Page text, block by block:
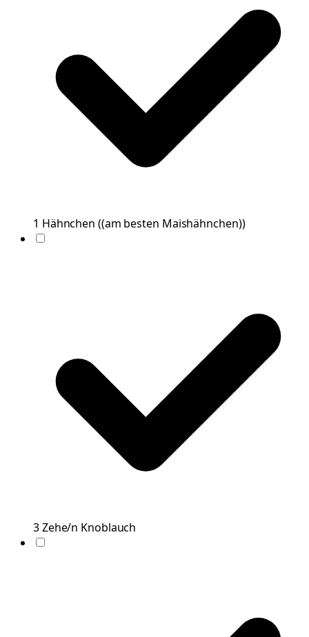
1 Hähnchen ((am besten Maishähnchen))
3Zehe/n Knoblauch